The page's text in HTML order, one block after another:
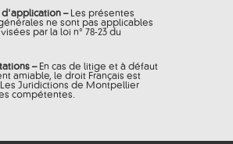
d'application –Les présentes
ne sont pas applicables
par la loi n° 78-23 du
–En cas de litige et à défaut
amiable, le droit Français est
Juridictions de Montpellier
compétentes.